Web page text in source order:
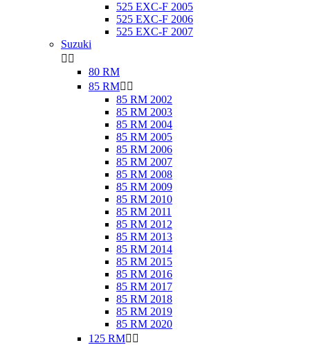
525 EXC-F 2005
525 EXC-F 2006
525 EXC-F 2007
Suzuki
 
80 RM
85 RM 
85 RM 2002
85 RM 2003
85 RM 2004
85 RM 2005
85 RM 2006
85 RM 2007
85 RM 2008
85 RM 2009
85 RM 2010
85 RM 2011
85 RM 2012
85 RM 2013
85 RM 2014
85 RM 2015
85 RM 2016
85 RM 2017
85 RM 2018
85 RM 2019
85 RM 2020
125 RM 